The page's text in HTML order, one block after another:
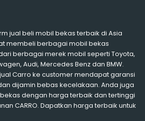
jual beli mobil bekas terbaik di Asia
membeli berbagai mobil bekas
berbagai merek mobil seperti Toyota,
Audi, Mercedes Benz dan BMW.
Carro ke customer mendapat garansi
dijamin bebas kecelakaan. Anda juga
dengan harga terbaik dan tertinggi
CARRO. Dapatkan harga terbaik untuk